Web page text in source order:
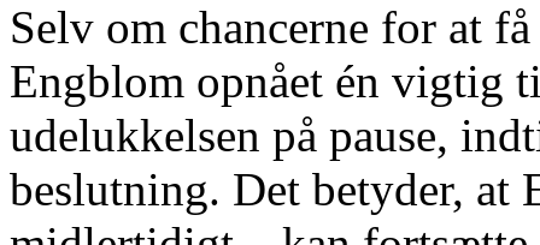
Selv om chancerne for at
Engblom opnået én vigtig
udelukkelsen på pause,
beslutning. Det betyder, at